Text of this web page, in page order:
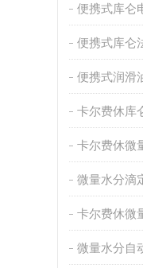
便携式库仑
便携式库仑
便携式润滑
卡尔费休库
卡尔费休微
微量水分滴
卡尔费休微
微量水分自